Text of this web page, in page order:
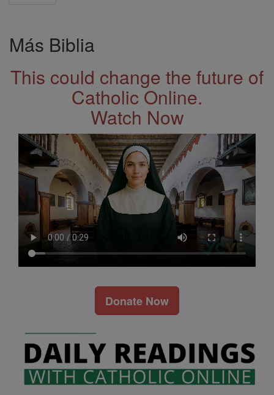
Más Biblia
This could change the future of
Catholic Online.
Watch Now
Donate Now